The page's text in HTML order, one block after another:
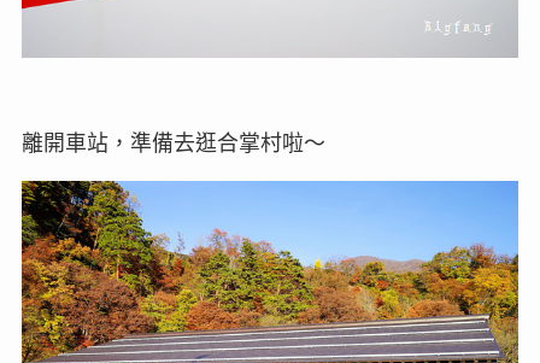
離開車站，準備去逛合掌村啦～